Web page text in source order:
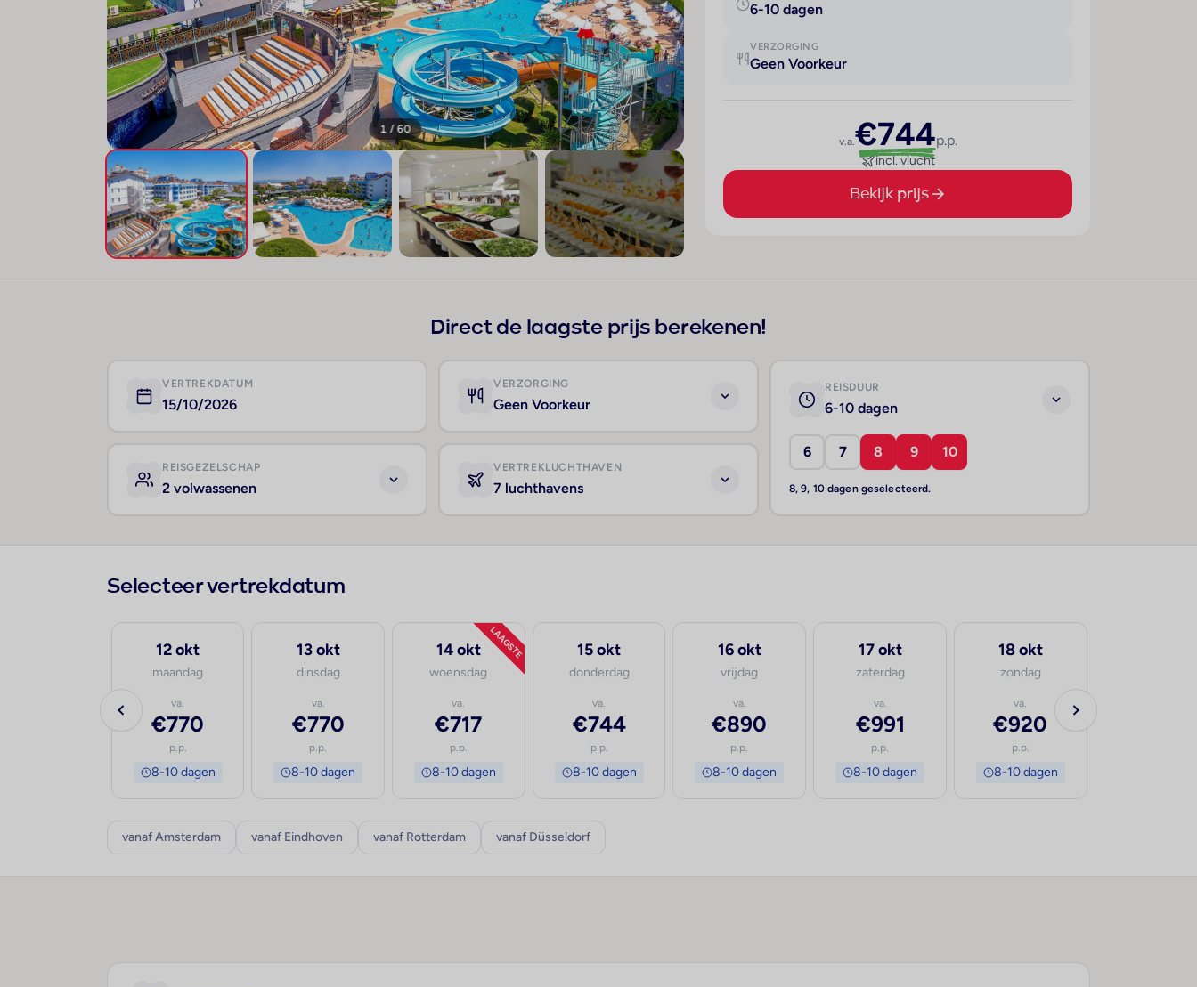
1 / 60
6-10 dagen
VERZORGING
Geen Voorkeur
v.a.€744p.p.
incl. vlucht
Bekijk prijs
Direct de laagste prijs berekenen!
VERTREKDATUM
15/10/2026
VERZORGING
Geen Voorkeur
REISDUUR
6-10 dagen
6 7 8 9 10
8, 9, 10 dagen geselecteerd.
REISGEZELSCHAP
2 volwassenen
VERTREKLUCHTHAVEN
7 luchthavens
Selecteer vertrekdatum
12 okt
maandag
va.
€770
p.p.
8-10 dagen
13 okt
dinsdag
va.
€770
p.p.
8-10 dagen
LAAGSTE
14 okt
woensdag
va.
€717
p.p.
8-10 dagen
15 okt
donderdag
va.
€744
p.p.
8-10 dagen
16 okt
vrijdag
va.
€890
p.p.
8-10 dagen
17 okt
zaterdag
va.
€991
p.p.
8-10 dagen
18 okt
zondag
va.
€920
p.p.
8-10 dagen
vanaf Amsterdam vanaf Eindhoven vanaf Rotterdam vanaf Düsseldorf